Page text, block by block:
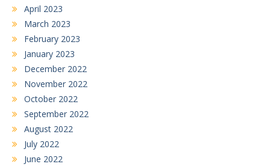
April 2023
March 2023
February 2023
January 2023
December 2022
November 2022
October 2022
September 2022
August 2022
July 2022
June 2022